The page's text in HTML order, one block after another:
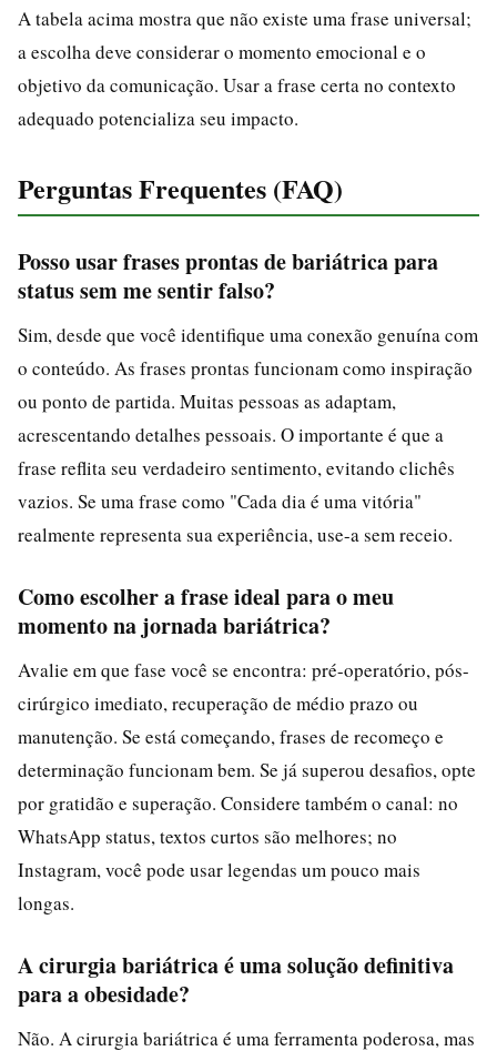
A tabela acima mostra que não existe uma frase universal;
a escolha deve considerar o momento emocional e o
objetivo da comunicação. Usar a frase certa no contexto
adequado potencializa seu impacto.
Perguntas Frequentes (FAQ)
Posso usar frases prontas de bariátrica para
status sem me sentir falso?
Sim, desde que você identifique uma conexão genuína com
o conteúdo. As frases prontas funcionam como inspiração
ou ponto de partida. Muitas pessoas as adaptam,
acrescentando detalhes pessoais. O importante é que a
frase reflita seu verdadeiro sentimento, evitando clichês
vazios. Se uma frase como "Cada dia é uma vitória"
realmente representa sua experiência, use-a sem receio.
Como escolher a frase ideal para o meu
momento na jornada bariátrica?
Avalie em que fase você se encontra: pré-operatório, pós-
cirúrgico imediato, recuperação de médio prazo ou
manutenção. Se está começando, frases de recomeço e
determinação funcionam bem. Se já superou desafios, opte
por gratidão e superação. Considere também o canal: no
WhatsApp status, textos curtos são melhores; no
Instagram, você pode usar legendas um pouco mais
longas.
A cirurgia bariátrica é uma solução definitiva
para a obesidade?
Não. A cirurgia bariátrica é uma ferramenta poderosa, mas